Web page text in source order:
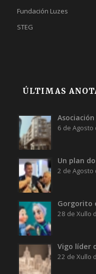
Fundación Luzes
STEG
ÚLTIMAS
6 de Agosto
Un plan
2 de Agosto
Gorgorito
28 de Xullo
Vigo líder
22 de Xullo